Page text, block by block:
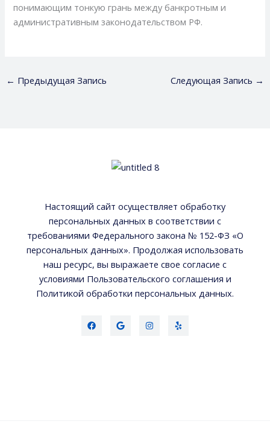
понимающим тонкую грань между банкротным и
административным законодательством РФ.
← Предыдущая Запись Следующая Запись →
Настоящий сайт осуществляет обработку
персональных данных в соответствии с
требованиями Федерального закона № 152-ФЗ «О
персональных данных». Продолжая использовать
наш ресурс, вы выражаете свое согласие с
условиями Пользовательского соглашения и
Политикой обработки персональных данных.